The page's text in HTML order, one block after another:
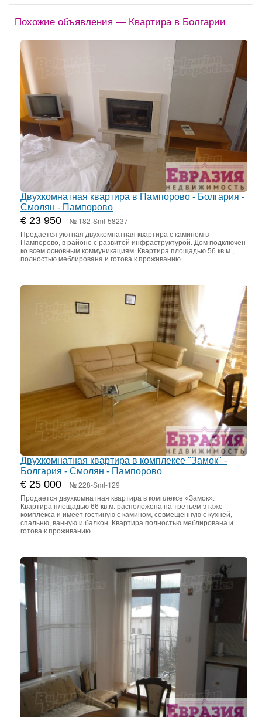
Похожие объявления — Квартира в Болгарии
Двухкомнатная квартира в Пампорово - Болгария -
Смолян - Пампорово
€ 23 950 № 182-Sml-58237
Продается уютная двухкомнатная квартира с камином в
Пампорово, в районе с развитой инфраструктурой. Дом подключен
ко всем основным коммуникациям. Квартира площадью 56 кв.м.,
полностью меблирована и готова к проживанию.
Двухкомнатная квартира в комплексе "Замок" -
Болгария - Смолян - Пампорово
€ 25 000 № 228-Sml-129
Продается двухкомнатная квартира в комплексе «Замок».
Квартира площадью 66 кв.м. расположена на третьем этаже
комплекса и имеет гостиную с камином, совмещенную с кухней,
спальню, ванную и балкон. Квартира полностью меблирована и
готова к проживанию.